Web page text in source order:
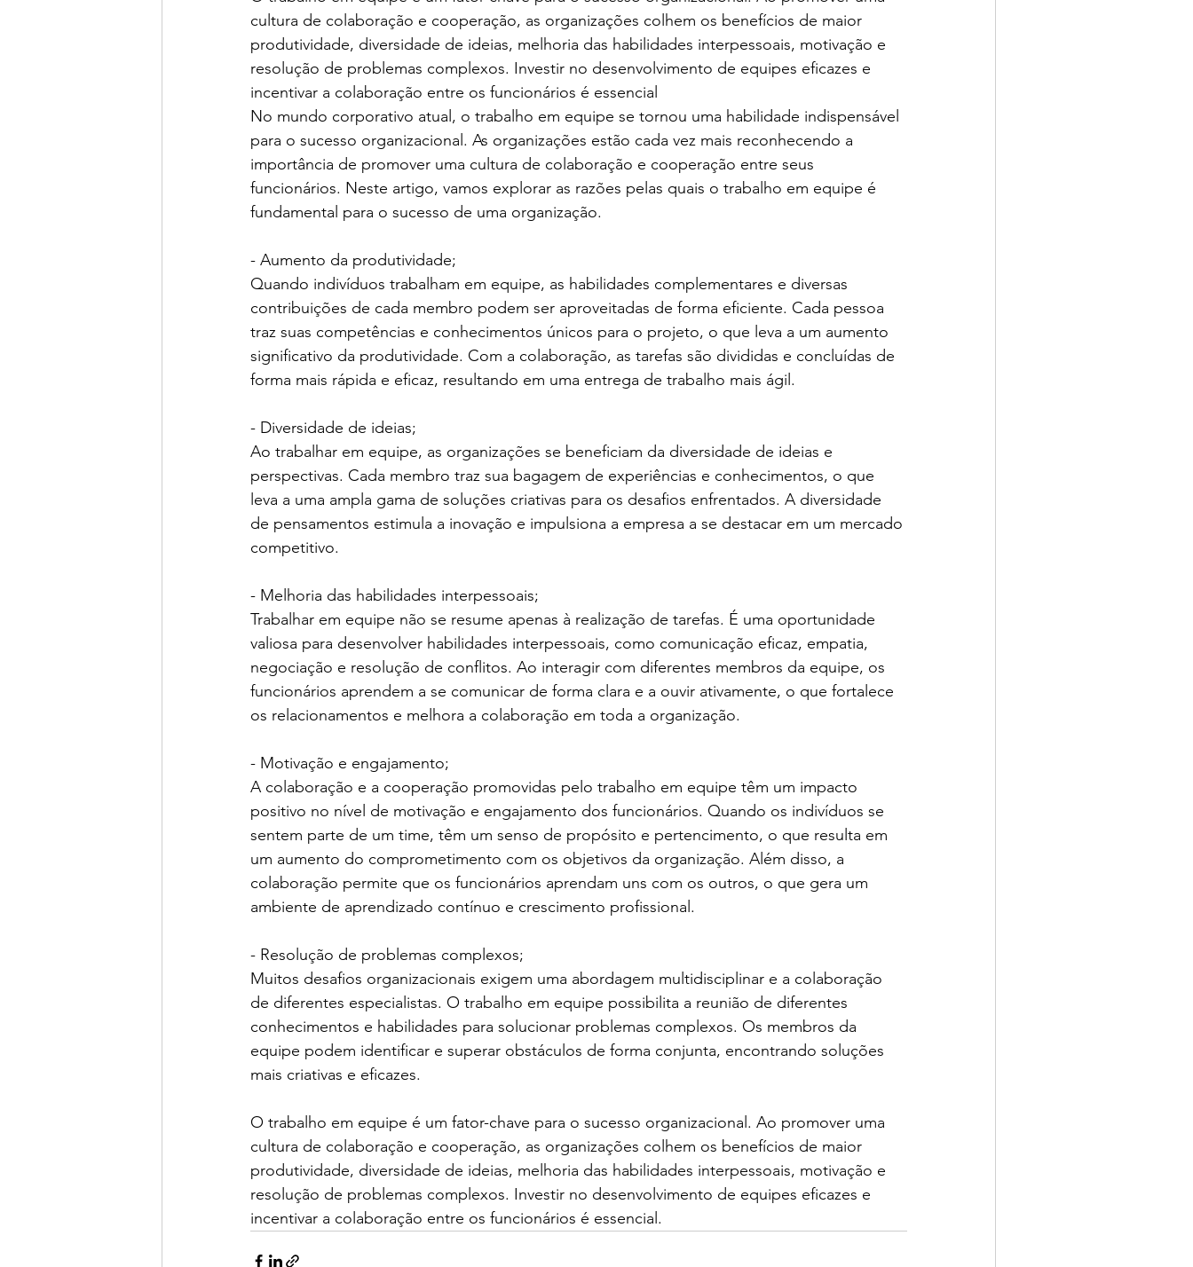
cultura de colaboração e cooperação, as organizações colhem os benefícios de maior
produtividade, diversidade de ideias, melhoria das habilidades interpessoais, motivação e
resolução de problemas complexos. Investir no desenvolvimento de equipes eficazes e
incentivar a colaboração entre os funcionários é essencial
No mundo corporativo atual, o trabalho em equipe se tornou uma habilidade indispensável
para o sucesso organizacional. As organizações estão cada vez mais reconhecendo a
importância de promover uma cultura de colaboração e cooperação entre seus
funcionários. Neste artigo, vamos explorar as razões pelas quais o trabalho em equipe é
fundamental para o sucesso de uma organização.
- Aumento da produtividade;
Quando indivíduos trabalham em equipe, as habilidades complementares e diversas
contribuições de cada membro podem ser aproveitadas de forma eficiente. Cada pessoa
traz suas competências e conhecimentos únicos para o projeto, o que leva a um aumento
significativo da produtividade. Com a colaboração, as tarefas são divididas e concluídas de
forma mais rápida e eficaz, resultando em uma entrega de trabalho mais ágil.
- Diversidade de ideias;
Ao trabalhar em equipe, as organizações se beneficiam da diversidade de ideias e
perspectivas. Cada membro traz sua bagagem de experiências e conhecimentos, o que
leva a uma ampla gama de soluções criativas para os desafios enfrentados. A diversidade
de pensamentos estimula a inovação e impulsiona a empresa a se destacar em um mercado
competitivo.
- Melhoria das habilidades interpessoais;
Trabalhar em equipe não se resume apenas à realização de tarefas. É uma oportunidade
valiosa para desenvolver habilidades interpessoais, como comunicação eficaz, empatia,
negociação e resolução de conflitos. Ao interagir com diferentes membros da equipe, os
funcionários aprendem a se comunicar de forma clara e a ouvir ativamente, o que fortalece
os relacionamentos e melhora a colaboração em toda a organização.
- Motivação e engajamento;
A colaboração e a cooperação promovidas pelo trabalho em equipe têm um impacto
positivo no nível de motivação e engajamento dos funcionários. Quando os indivíduos se
sentem parte de um time, têm um senso de propósito e pertencimento, o que resulta em
um aumento do comprometimento com os objetivos da organização. Além disso, a
colaboração permite que os funcionários aprendam uns com os outros, o que gera um
ambiente de aprendizado contínuo e crescimento profissional.
- Resolução de problemas complexos;
Muitos desafios organizacionais exigem uma abordagem multidisciplinar e a colaboração
de diferentes especialistas. O trabalho em equipe possibilita a reunião de diferentes
conhecimentos e habilidades para solucionar problemas complexos. Os membros da
equipe podem identificar e superar obstáculos de forma conjunta, encontrando soluções
mais criativas e eficazes.
O trabalho em equipe é um fator-chave para o sucesso organizacional. Ao promover uma
cultura de colaboração e cooperação, as organizações colhem os benefícios de maior
produtividade, diversidade de ideias, melhoria das habilidades interpessoais, motivação e
resolução de problemas complexos. Investir no desenvolvimento de equipes eficazes e
incentivar a colaboração entre os funcionários é essencial.